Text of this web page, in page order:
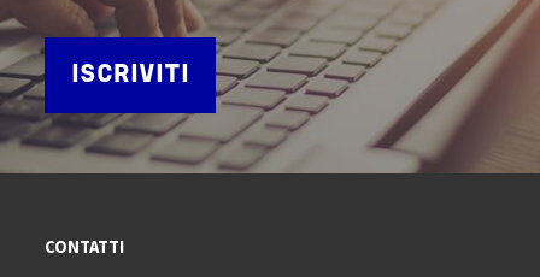
ISCRIVITI
CONTATTI